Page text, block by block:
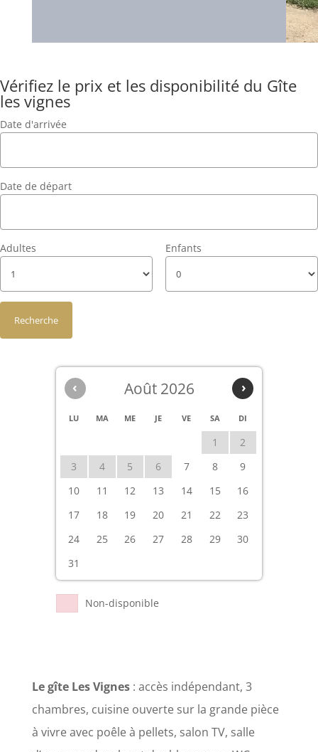
Vérifiez le prix et les disponibilité du Gîte
les vignes
Date d'arrivée
Date de départ
Adultes Enfants
‹ ›
Août 2026
LU MA ME JE VE SA DI
1
2
3
4 5 6 7 8
9
10
11 12 13 14 15
16
17
18 19 20 21 22
23
24
25 26 27 28 29
30
31
Non-disponible
Le gîte Les Vignes: accès indépendant, 3
chambres, cuisine ouverte sur la grande pièce
à vivre avec poêle à pellets, salon TV, salle